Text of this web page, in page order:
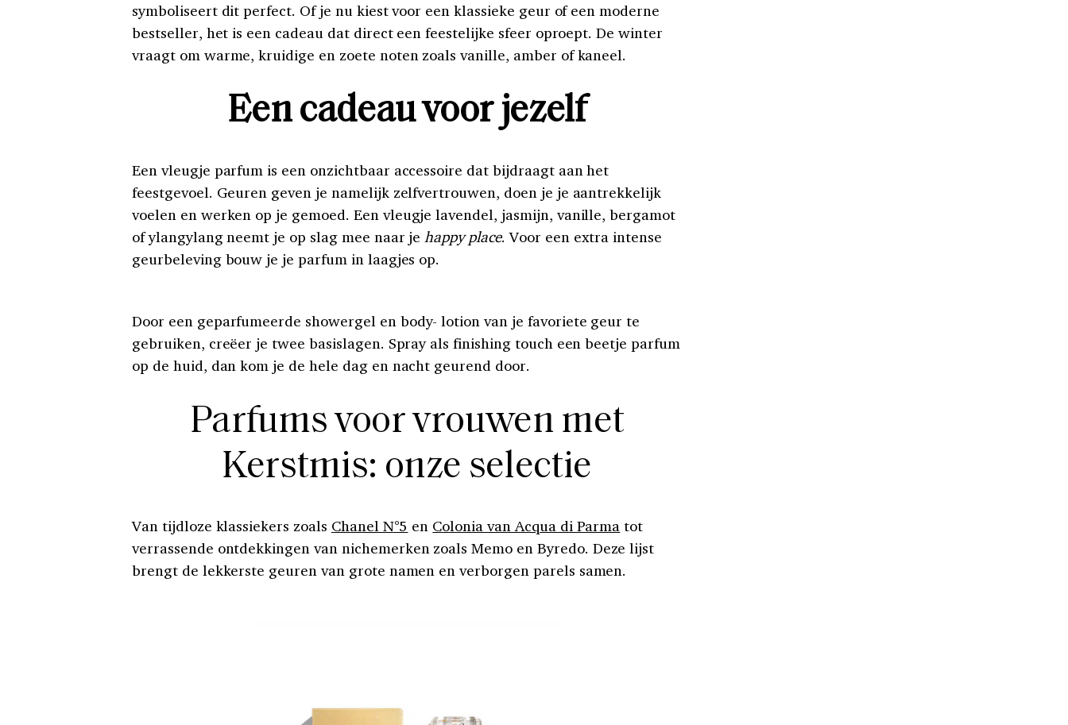
symboliseert dit perfect. Of je nu kiest voor een klassieke geur of een moderne
bestseller, het is een cadeau dat direct een feestelijke sfeer oproept. De winter
vraagt om warme, kruidige en zoete noten zoals vanille, amber of kaneel.
Een cadeau voor jezelf
Een vleugje parfum is een onzichtbaar accessoire dat bijdraagt aan het
feestgevoel. Geuren geven je namelijk zelfvertrouwen, doen je je aantrekkelijk
voelen en werken op je gemoed. Een vleugje lavendel, jasmijn, vanille, bergamot
of ylangylang neemt je op slag mee naar jehappy place. Voor een extra intense
geurbeleving bouw je je parfum in laagjes op.
Door een geparfumeerde showergel en body- lotion van je favoriete geur te
gebruiken, creëer je twee basislagen. Spray als finishing touch een beetje parfum
op de huid, dan kom je de hele dag en nacht geurend door.
Parfums voor vrouwen met
Kerstmis: onze selectie
Van tijdloze klassiekers zoals Chanel N°5 en Colonia van Acqua di Parma tot
verrassende ontdekkingen van nichemerken zoals Memo en Byredo. Deze lijst
brengt de lekkerste geuren van grote namen en verborgen parels samen.